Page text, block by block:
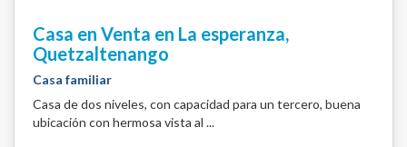
Casa en Venta en La esperanza,
Quetzaltenango
Casa familiar
Casa de dos niveles, con capacidad para un tercero, buena
ubicación con hermosa vista al ...